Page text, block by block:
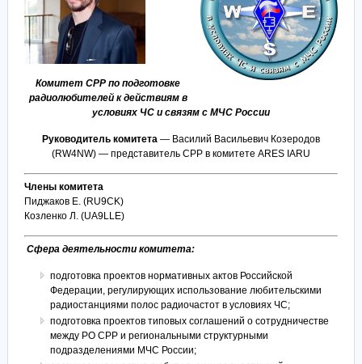
Комитет СРР по подготовке
радиолюбителей к действиям в
условиях ЧС и связям с МЧС России
Руководитель комитета— Василий Васильевич Козеродов
(RW4NW) — представитель СРР в комитете ARES IARU
Члены комитета
Пиджаков Е. (RU9CK)
Козленко Л. (UA9LLE)
Сфера деятельности комитета:
подготовка проектов нормативных актов Российской
Федерации, регулирующих использование любительскими
радиостанциями полос радиочастот в условиях ЧС;
подготовка проектов типовых соглашений о сотрудничестве
между РО СРР и региональными структурными
подразделениями МЧС России;